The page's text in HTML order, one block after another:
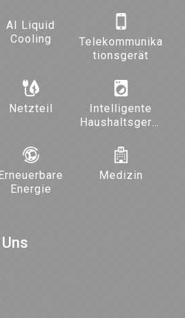
AI Liquid
Cooling
Telekommunika
tionsgerät
Netzteil
Intelligente
Haushaltsgerät
Beleuchtung
Erneuerbare
Energie
Medizin